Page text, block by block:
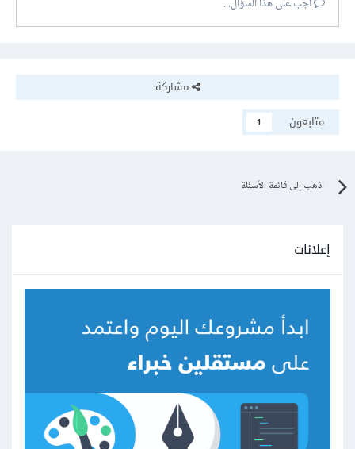
أجب على هذا السؤال...
مشاركة
متابعون
1
اذهب إلى قائمة الأسئلة
إعلانات